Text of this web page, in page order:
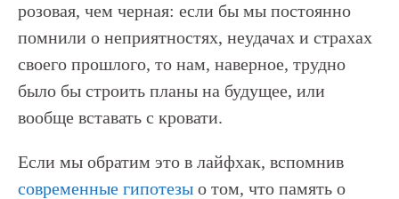
розовая, чем черная: если бы мы постоянно
помнили о неприятностях, неудачах и страхах
своего прошлого, то нам, наверное, трудно
было бы строить планы на будущее, или
вообще вставать с кровати.
Если мы обратим это в лайфхак, вспомнив
современные гипотезы о том, что память о